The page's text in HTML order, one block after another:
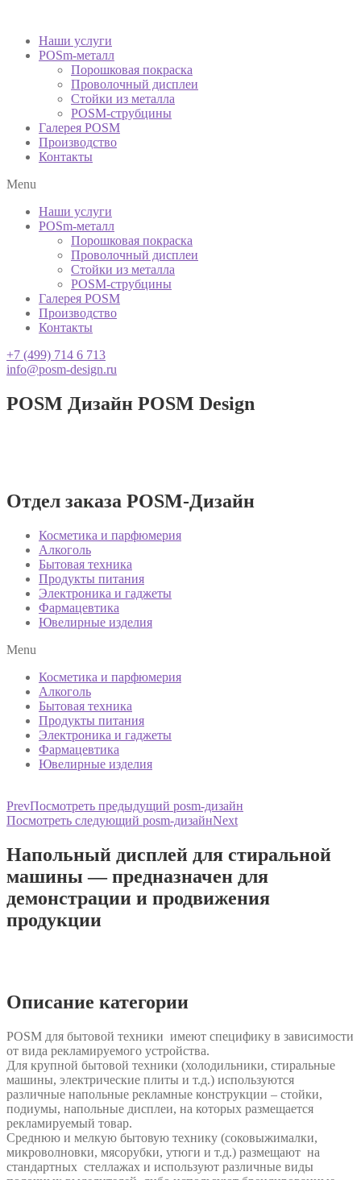
Наши услуги
POSm-металл
Порошковая покраска
Проволочный дисплеи
Стойки из металла
POSM-струбцины
Галерея POSM
Производство
Контакты
Menu
Наши услуги
POSm-металл
Порошковая покраска
Проволочный дисплеи
Стойки из металла
POSM-струбцины
Галерея POSM
Производство
Контакты
+7 (499) 714 6 713
info@posm-design.ru
POSM Дизайн POSM Design
Отдел заказа POSM-Дизайн
Косметика и парфюмерия
Алкоголь
Бытовая техника
Продукты питания
Электроника и гаджеты
Фармацевтика
Ювелирные изделия
Menu
Косметика и парфюмерия
Алкоголь
Бытовая техника
Продукты питания
Электроника и гаджеты
Фармацевтика
Ювелирные изделия
PrevПосмотреть предыдущий posm-дизайн
Посмотреть следующий posm-дизайнNext
Напольный дисплей для стиральной
машины — предназначен для
демонстрации и продвижения
продукции
Описание категории
POSM для бытовой техники имеют специфику в зависимости
от вида рекламируемого устройства.
Для крупной бытовой техники (холодильники, стиральные
машины, электрические плиты и т.д.) используются
различные напольные рекламные конструкции – стойки,
подиумы, напольные дисплеи, на которых размещается
рекламируемый товар.
Среднюю и мелкую бытовую технику (соковыжималки,
микроволновки, мясорубки, утюги и т.д.) размещают на
стандартных стеллажах и используют различные виды